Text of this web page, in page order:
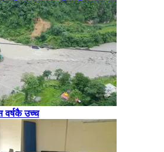
वर्षकै उच्च